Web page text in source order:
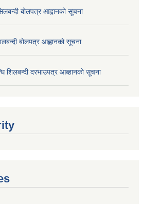
बोलपत्र आह्वानको सूचना
बोलपत्र आह्वानको सूचना
शिलबन्दी दरभाउपत्र आब्हानको सूचना